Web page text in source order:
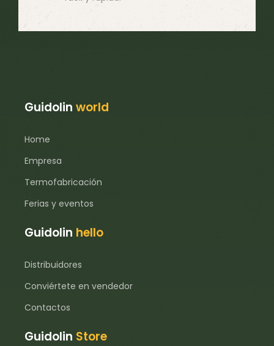
Guidolinworld
Home
Empresa
Termofabricación
Ferias y eventos
Guidolin hello
Distribuidores
Conviértete en vendedor
Contactos
Guidolin Store